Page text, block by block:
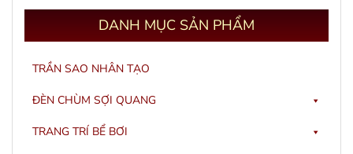
DANH MỤC SẢN PHẨM
TRẦN SAO NHÂN TẠO
ĐÈN CHÙM SỢI QUANG
TRANG TRÍ BỂ BƠI